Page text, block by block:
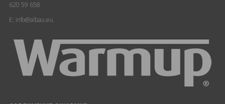
620 59 658
E: info@albau.eu